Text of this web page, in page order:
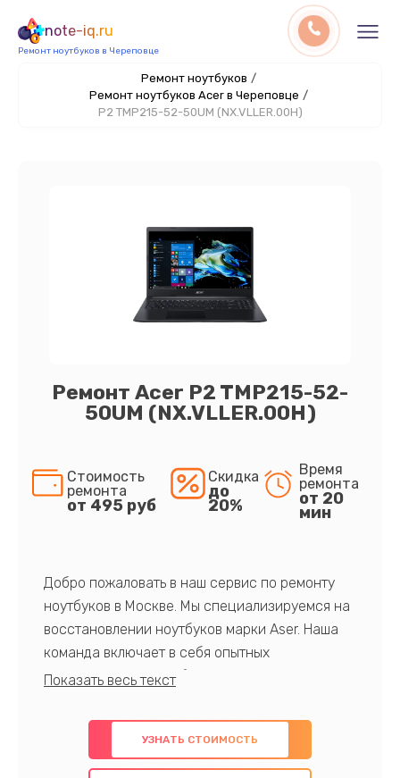
note-iq.ru
Ремонт ноутбуков в Череповце
Ремонт ноутбуков /
Ремонт ноутбуков Acer в Череповце /
P2 TMP215-52-50UM (NX.VLLER.00H)
Ремонт Acer P2 TMP215-52-
50UM (NX.VLLER.00H)
Стоимость
ремонта
от 495 руб
Скидка
до
20%
Время
ремонта
от 20
мин
Добро пожаловать в наш сервис по ремонту
ноутбуков в Москве. Мы специализируемся на
восстановлении ноутбуков марки Aser. Наша
команда включает в себя опытных
профессионалов с обширными знаниями и
предлагаем быстрый и качественный ремонт с
использованием оригинальных компонентов, а
также гарантируем качество всех
УЗНАТЬ СТОИМОСТЬ